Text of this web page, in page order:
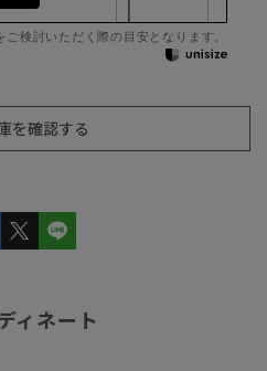
検討いただく際の目安となります。
ィネート